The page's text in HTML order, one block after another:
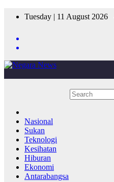
Tuesday | 11 August 2026
Nasional
Sukan
Teknologi
Kesihatan
Hiburan
Ekonomi
Antarabangsa